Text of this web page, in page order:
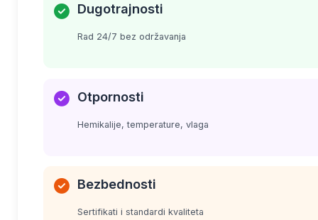
Dugotrajnosti
Rad 24/7 bez održavanja
Otpornosti
Hemikalije, temperature, vlaga
Bezbednosti
Sertifikati i standardi kvaliteta